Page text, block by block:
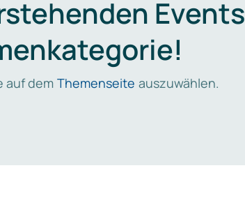
Events
auf dem Themenseite auszuwählen.